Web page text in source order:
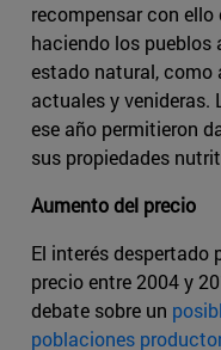
recompensar con ello
haciendo los pueblos
estado natural, como
actuales y venideras.
ese año permitieron
sus propiedades
Aumento del precio
El interés despertado
precio entre 2004 y
debate sobre un
poblaciones